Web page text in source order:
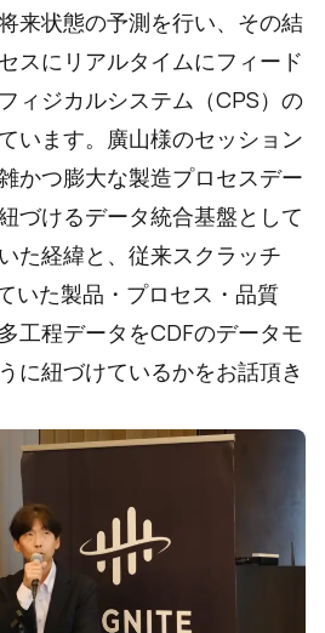
来状態の予測を行い、その結
スにリアルタイムにフィード
ィジカルシステム（CPS）の
います。廣山様のセッション
かつ膨大な製造プロセスデー
づけるデータ統合基盤として
た経緯と、従来スクラッチ
いた製品・プロセス・品質
工程データをCDFのデータモ
に紐づけているかをお話頂き